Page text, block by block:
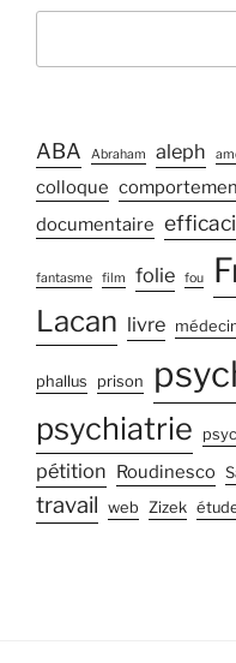
ABA Abraham aleph
colloque
documentaire
fantasme film folie fou
Lacan livre
phallus prison
psychiatrie
pétition Roudinesco
travail web Zizek